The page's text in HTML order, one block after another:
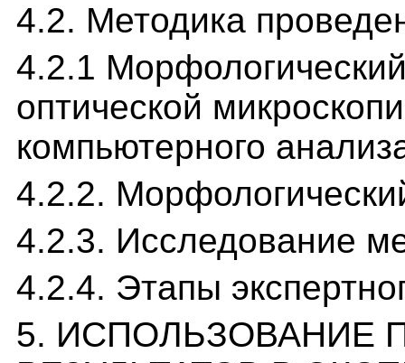
4.2. Методика
4.2.1
оптической
компьютерного
4.2.2.
4.2.3. Исследование
4.2.4. Этапы
5. ИСПОЛЬЗОВАНИЕ